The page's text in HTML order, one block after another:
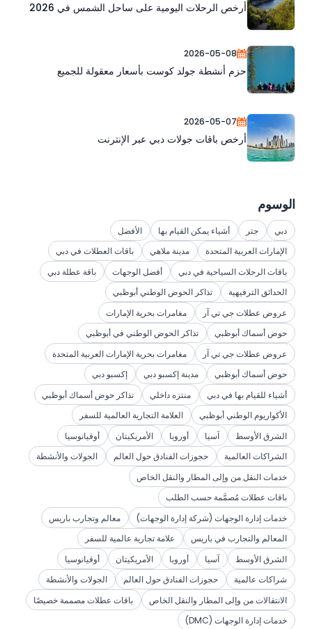
أرخص الرحلات اليومية على ساحل الشمس في 2026
2026-05-08
حزم أنشطة جولد كوست بأسعار معقولة للجميع
2026-05-07
أرخص باقات جولات دبي عبر الإنترنت
الوسوم
دبي جتر أشياء يمكن القيام بها
الأفضل
الإمارات العربية المتحدة
مدينة ملاهي
باقات العطلات في دبي
باقات الرحلات السياحية في دبي
أفضل الوجهات
باقة عطلة دبي
الحدائق الترفيهية
تذاكر الحوض الوطني أبوظبي
عروض عطلات جي تي آر
مغامرات بحرية الإمارات
حوض أسماك أبوظبي
تذاكر الحوض الوطني في أبوظبي
عروض عطلات جي تي آر
مغامرات بحرية الإمارات العربية المتحدة
حوض أسماك أبوظبي
مدينة إكسبو دبي
إكسبو دبي
أشياء للقيام بها في دبي
منتزه داخلي
تذاكر حوض أسماك أبوظبي
الأكواريوم الوطني أبوظبي
العلامة التجارية العالمية للسفر
الشرق الأوسط
آسيا أوروبا الأمريكيتان
أوقيانوسيا
الشراكات العالمية
حجوزات الفنادق حول العالم
الجولات والأنشطة
خدمات النقل من وإلى المطار والنقل الخاص
باقات عطلات مُصمَّمة حسب الطلب
خدمات إدارة الوجهات (شركة إدارة الوجهات)
معالم وتجارب باريس
المعالم والتجارب في باريس
علامة تجارية عالمية للسفر
الشرق الأوسط
آسيا أوروبا الأمريكيتان
أوقيانوسيا
شراكات عالمية
حجوزات الفنادق حول العالم
الجولات والأنشطة
الانتقالات من وإلى المطار والنقل الخاص
باقات عطلات مصممة خصيصًا
خدمات إدارة الوجهات (DMC)